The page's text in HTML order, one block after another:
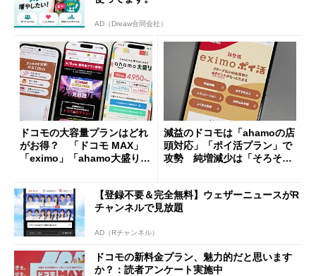
AD（Dreaw合同会社）
ドコモの大容量プランはどれ
がお得？ 「ドコモ MAX」
「eximo」「ahamo大盛り」
減益のドコモは「ahamoの店
頭対応」「ポイ活プラン」で
攻勢 純増減少は「そろそろ
【登録不要＆完全無料】ウェザーニュースがR
チャンネルで見放題
AD（Rチャンネル）
ドコモの新料金プラン、魅力的だと思います
か？：読者アンケート実施中